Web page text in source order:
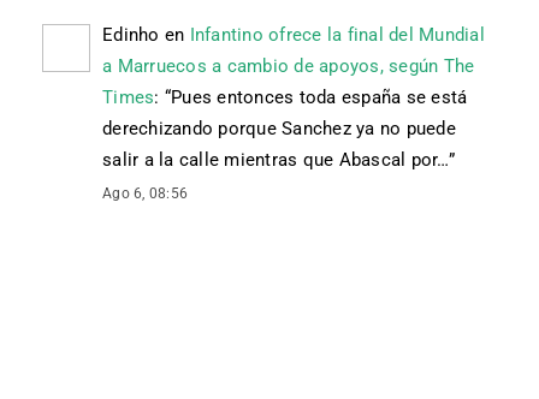
Edinho en Infantino ofrece la final del Mundial
a Marruecos a cambio de apoyos, según The
Times: “Pues entonces toda españa se está
derechizando porque Sanchez ya no puede
salir a la calle mientras que Abascal por…”
Ago 6, 08:56